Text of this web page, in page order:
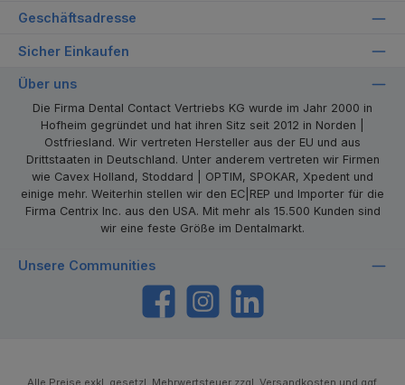
Geschäftsadresse
Sicher Einkaufen
Über uns
Die Firma Dental Contact Vertriebs KG wurde im Jahr 2000 in
Hofheim gegründet und hat ihren Sitz seit 2012 in Norden |
Ostfriesland. Wir vertreten Hersteller aus der EU und aus
Drittstaaten in Deutschland. Unter anderem vertreten wir Firmen
wie Cavex Holland, Stoddard | OPTIM, SPOKAR, Xpedent und
einige mehr. Weiterhin stellen wir den EC|REP und Importer für die
Firma Centrix Inc. aus den USA. Mit mehr als 15.500 Kunden sind
wir eine feste Größe im Dentalmarkt.
Unsere Communities
https://www.facebook.com/dentalcontact
Instagram
Alle Preise exkl. gesetzl. Mehrwertsteuer zzgl. Versandkosten und ggf.